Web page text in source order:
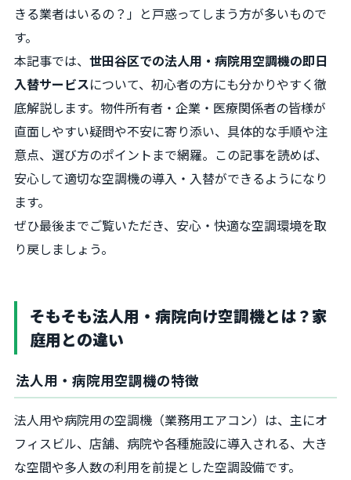
きる業者はいるの？」と戸惑ってしまう方が多いもので
す。
本記事では、 世田谷区での法人用・病院用空調機の即日
入替サービスについて、初心者の方にも分かりやすく徹
底解説します。物件所有者・企業・医療関係者の皆様が
直面しやすい疑問や不安に寄り添い、具体的な手順や注
意点、選び方のポイントまで網羅。この記事を読めば、
安心して適切な空調機の導入・入替ができるようになり
ます。
ぜひ最後までご覧いただき、安心・快適な空調環境を取
り戻しましょう。
そもそも法人用・病院向け空調機とは？家
庭用との違い
法人用・病院用空調機の特徴
法人用や病院用の空調機（業務用エアコン）は、主にオ
フィスビル、店舗、病院や各種施設に導入される、大き
な空間や多人数の利用を前提とした空調設備です。